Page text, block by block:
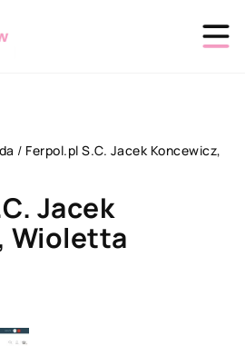
/ Ferpol.pl S.C. Jacek Koncewicz,
Jacek
Wioletta